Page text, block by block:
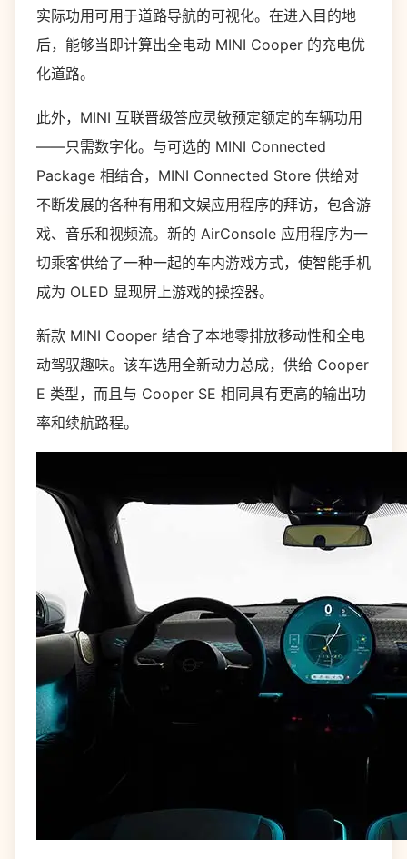
实际功用可用于道路导航的可视化。在进入目的地
后，能够当即计算出全电动 MINI Cooper 的充电优
化道路。
此外，MINI 互联晋级答应灵敏预定额定的车辆功用
——只需数字化。与可选的 MINI Connected
Package 相结合，MINI Connected Store 供给对
不断发展的各种有用和文娱应用程序的拜访，包含游
戏、音乐和视频流。新的 AirConsole 应用程序为一
切乘客供给了一种一起的车内游戏方式，使智能手机
成为 OLED 显现屏上游戏的操控器。
新款 MINI Cooper 结合了本地零排放移动性和全电
动驾驭趣味。该车选用全新动力总成，供给 Cooper
E 类型，而且与 Cooper SE 相同具有更高的输出功
率和续航路程。